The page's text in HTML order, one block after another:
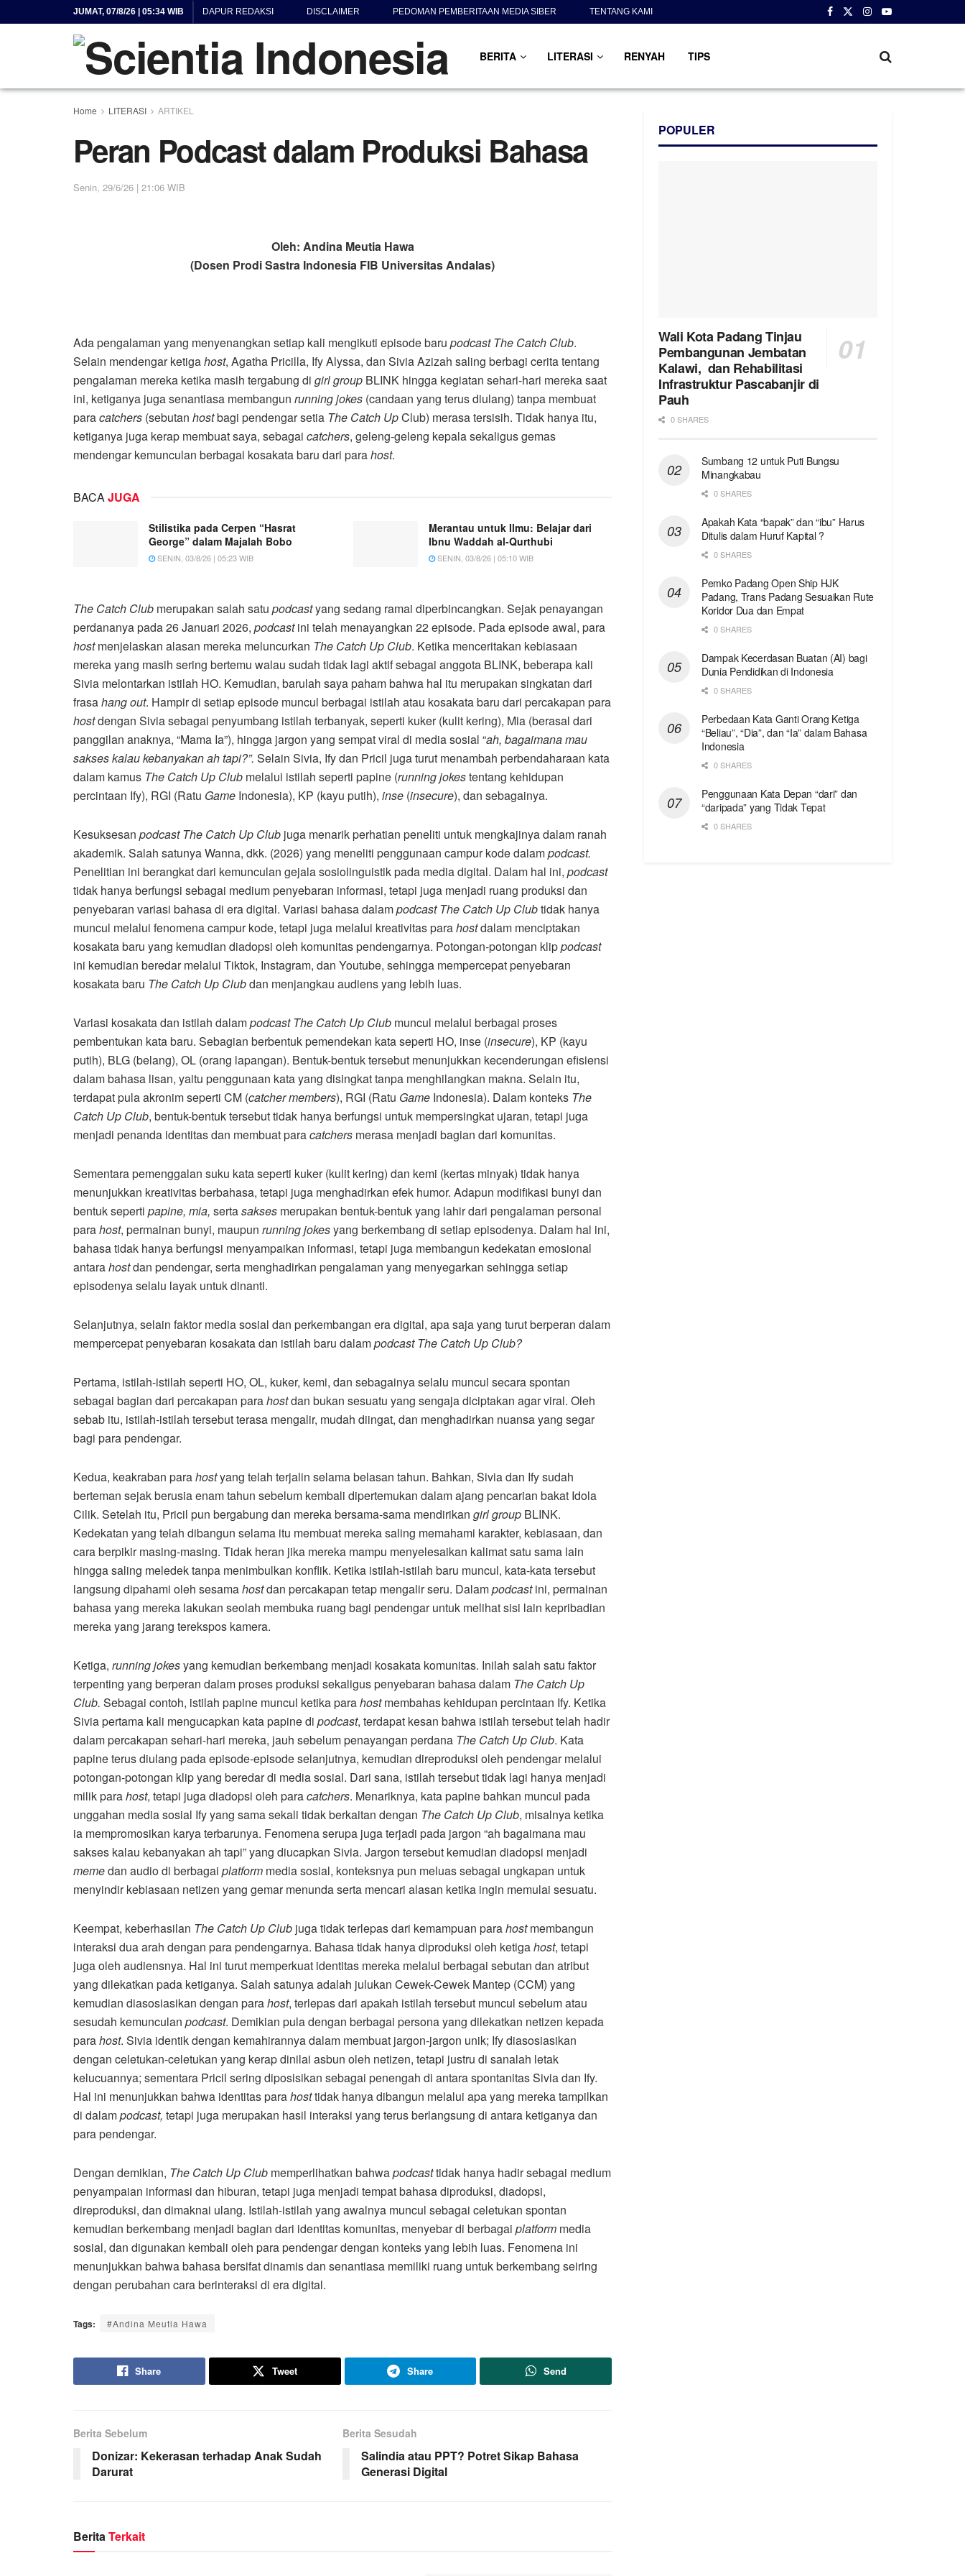
JUMAT, 07/8/26 | 05:34 WIB DAPUR REDAKSI DISCLAIMER PEDOMAN PEMBERITAAN MEDIA SIBER TENTANG KAMI
BERITA LITERASI RENYAH TIPS
Home LITERASI ARTIKEL
Peran Podcast dalam Produksi Bahasa
Senin, 29/6/26 | 21:06 WIB
Oleh: Andina Meutia Hawa
(Dosen Prodi Sastra Indonesia FIB Universitas Andalas)
Ada pengalaman yang menyenangkan setiap kali mengikuti episode baru podcast The Catch Club.
Selain mendengar ketigahost, Agatha Pricilla, Ify Alyssa, dan Sivia Azizah saling berbagi cerita tentang
pengalaman mereka ketika masih tergabung di girl group BLINK hingga kegiatan sehari-hari mereka saat
ini, ketiganya juga senantiasa membangun running jokes (candaan yang terus diulang) tanpa membuat
paracatchers (sebutan hostbagi pendengar setia The Catch UpClub) merasa tersisih. Tidak hanya itu,
ketiganya juga kerap membuat saya, sebagai catchers, geleng-geleng kepala sekaligus gemas
mendengar kemunculan berbagai kosakata baru dari parahost.
BACAJUGA
Stilistika pada Cerpen “Hasrat
George” dalam Majalah Bobo
SENIN, 03/8/26 | 05:23 WIB
Merantau untuk Ilmu: Belajar dari
Ibnu Waddah al-Qurthubi
SENIN, 03/8/26 | 05:10 WIB
The Catch Club merupakan salah satu podcastyang sedang ramai diperbincangkan. Sejak penayangan
perdananya pada 26 Januari 2026, podcastini telah menayangkan 22 episode. Pada episode awal, para
hostmenjelaskan alasan mereka meluncurkan The Catch Up Club. Ketika menceritakan kebiasaan
mereka yang masih sering bertemu walau sudah tidak lagi aktif sebagai anggota BLINK, beberapa kali
Sivia melontarkan istilah HO. Kemudian, barulah saya paham bahwa hal itu merupakan singkatan dari
frasahang out. Hampir di setiap episode muncul berbagai istilah atau kosakata baru dari percakapan para
hostdengan Sivia sebagai penyumbang istilah terbanyak, seperti kuker (kulit kering), Mia (berasal dari
panggilan anaknya, “Mama Ia”), hingga jargon yang sempat viral di media sosial “ah, bagaimana mau
sakses kalau kebanyakan ah tapi?”. Selain Sivia, Ify dan Pricil juga turut menambah perbendaharaan kata
dalam kamus The Catch Up Club melalui istilah seperti papine (running jokestentang kehidupan
percintaan Ify), RGI (Ratu Game Indonesia), KP (kayu putih), inse (insecure), dan sebagainya.
Kesuksesan podcast The Catch Up Club juga menarik perhatian peneliti untuk mengkajinya dalam ranah
akademik. Salah satunya Wanna, dkk. (2026) yang meneliti penggunaan campur kode dalampodcast.
Penelitian ini berangkat dari kemunculan gejala sosiolinguistik pada media digital. Dalam hal ini, podcast
tidak hanya berfungsi sebagai medium penyebaran informasi, tetapi juga menjadi ruang produksi dan
penyebaran variasi bahasa di era digital. Variasi bahasa dalampodcast The Catch Up Clubtidak hanya
muncul melalui fenomena campur kode, tetapi juga melalui kreativitas parahostdalam menciptakan
kosakata baru yang kemudian diadopsi oleh komunitas pendengarnya. Potongan-potongan klippodcast
ini kemudian beredar melalui Tiktok, Instagram, dan Youtube, sehingga mempercepat penyebaran
kosakata baru The Catch Up Clubdan menjangkau audiens yang lebih luas.
Variasi kosakata dan istilah dalampodcast The Catch Up Club muncul melalui berbagai proses
pembentukan kata baru. Sebagian berbentuk pemendekan kata seperti HO, inse (insecure), KP (kayu
putih), BLG (belang), OL (orang lapangan). Bentuk-bentuk tersebut menunjukkan kecenderungan efisiensi
dalam bahasa lisan, yaitu penggunaan kata yang disingkat tanpa menghilangkan makna. Selain itu,
terdapat pula akronim seperti CM (catcher members), RGI (Ratu Game Indonesia). Dalam konteks The
Catch Up Club, bentuk-bentuk tersebut tidak hanya berfungsi untuk mempersingkat ujaran, tetapi juga
menjadi penanda identitas dan membuat paracatchers merasa menjadi bagian dari komunitas.
Sementara pemenggalan suku kata seperti kuker (kulit kering) dan kemi (kertas minyak) tidak hanya
menunjukkan kreativitas berbahasa, tetapi juga menghadirkan efek humor. Adapun modifikasi bunyi dan
bentuk seperti papine, mia, sertasakses merupakan bentuk-bentuk yang lahir dari pengalaman personal
parahost, permainan bunyi, maupun running jokesyang berkembang di setiap episodenya. Dalam hal ini,
bahasa tidak hanya berfungsi menyampaikan informasi, tetapi juga membangun kedekatan emosional
antarahostdan pendengar, serta menghadirkan pengalaman yang menyegarkan sehingga setiap
episodenya selalu layak untuk dinanti.
Selanjutnya, selain faktor media sosial dan perkembangan era digital, apa saja yang turut berperan dalam
mempercepat penyebaran kosakata dan istilah baru dalampodcast The Catch Up Club?
Pertama, istilah-istilah seperti HO, OL, kuker, kemi, dan sebagainya selalu muncul secara spontan
sebagai bagian dari percakapan parahostdan bukan sesuatu yang sengaja diciptakan agar viral. Oleh
sebab itu, istilah-istilah tersebut terasa mengalir, mudah diingat, dan menghadirkan nuansa yang segar
bagi para pendengar.
Kedua, keakraban parahostyang telah terjalin selama belasan tahun. Bahkan, Sivia dan Ify sudah
berteman sejak berusia enam tahun sebelum kembali dipertemukan dalam ajang pencarian bakat Idola
Cilik. Setelah itu, Pricil pun bergabung dan mereka bersama-sama mendirikan girl group BLINK.
Kedekatan yang telah dibangun selama itu membuat mereka saling memahami karakter, kebiasaan, dan
cara berpikir masing-masing. Tidak heran jika mereka mampu menyelesaikan kalimat satu sama lain
hingga saling meledek tanpa menimbulkan konflik. Ketika istilah-istilah baru muncul, kata-kata tersebut
langsung dipahami oleh sesamahostdan percakapan tetap mengalir seru. Dalampodcastini, permainan
bahasa yang mereka lakukan seolah membuka ruang bagi pendengar untuk melihat sisi lain kepribadian
mereka yang jarang terekspos kamera.
Ketiga, running jokesyang kemudian berkembang menjadi kosakata komunitas. Inilah salah satu faktor
terpenting yang berperan dalam proses produksi sekaligus penyebaran bahasa dalam The Catch Up
Club. Sebagai contoh, istilah papine muncul ketika parahostmembahas kehidupan percintaan Ify. Ketika
Sivia pertama kali mengucapkan kata papine di podcast, terdapat kesan bahwa istilah tersebut telah hadir
dalam percakapan sehari-hari mereka, jauh sebelum penayangan perdana The Catch Up Club. Kata
papine terus diulang pada episode-episode selanjutnya, kemudian direproduksi oleh pendengar melalui
potongan-potongan klip yang beredar di media sosial. Dari sana, istilah tersebut tidak lagi hanya menjadi
milik parahost, tetapi juga diadopsi oleh paracatchers. Menariknya, kata papine bahkan muncul pada
unggahan media sosial Ify yang sama sekali tidak berkaitan dengan The Catch Up Club, misalnya ketika
ia mempromosikan karya terbarunya. Fenomena serupa juga terjadi pada jargon “ah bagaimana mau
sakses kalau kebanyakan ah tapi” yang diucapkan Sivia. Jargon tersebut kemudian diadopsi menjadi
memedan audio di berbagai platform media sosial, konteksnya pun meluas sebagai ungkapan untuk
menyindir kebiasaan netizen yang gemar menunda serta mencari alasan ketika ingin memulai sesuatu.
Keempat, keberhasilan The Catch Up Club juga tidak terlepas dari kemampuan parahostmembangun
interaksi dua arah dengan para pendengarnya. Bahasa tidak hanya diproduksi oleh ketigahost, tetapi
juga oleh audiensnya. Hal ini turut memperkuat identitas mereka melalui berbagai sebutan dan atribut
yang dilekatkan pada ketiganya. Salah satunya adalah julukan Cewek-Cewek Mantep (CCM) yang
kemudian diasosiasikan dengan parahost, terlepas dari apakah istilah tersebut muncul sebelum atau
sesudah kemunculan podcast. Demikian pula dengan berbagai persona yang dilekatkan netizen kepada
parahost. Sivia identik dengan kemahirannya dalam membuat jargon-jargon unik; Ify diasosiasikan
dengan celetukan-celetukan yang kerap dinilai asbun oleh netizen, tetapi justru di sanalah letak
kelucuannya; sementara Pricil sering diposisikan sebagai penengah di antara spontanitas Sivia dan Ify.
Hal ini menunjukkan bahwa identitas parahosttidak hanya dibangun melalui apa yang mereka tampilkan
di dalampodcast, tetapi juga merupakan hasil interaksi yang terus berlangsung di antara ketiganya dan
para pendengar.
Dengan demikian, The Catch Up Club memperlihatkan bahwapodcasttidak hanya hadir sebagai medium
penyampaian informasi dan hiburan, tetapi juga menjadi tempat bahasa diproduksi, diadopsi,
direproduksi, dan dimaknai ulang. Istilah-istilah yang awalnya muncul sebagai celetukan spontan
kemudian berkembang menjadi bagian dari identitas komunitas, menyebar di berbagai platform media
sosial, dan digunakan kembali oleh para pendengar dengan konteks yang lebih luas. Fenomena ini
menunjukkan bahwa bahasa bersifat dinamis dan senantiasa memiliki ruang untuk berkembang seiring
dengan perubahan cara berinteraksi di era digital.
Tags: #Andina Meutia Hawa
Share Tweet Share Send
Berita Sebelum
Donizar: Kekerasan terhadap Anak Sudah
Darurat
Berita Sesudah
Salindia atau PPT? Potret Sikap Bahasa
Generasi Digital
BeritaTerkait
POPULER
Wali Kota Padang Tinjau
Pembangunan Jembatan
Kalawi, dan Rehabilitasi
Infrastruktur Pascabanjir di
Pauh
0 SHARES
Sumbang 12 untuk Puti Bungsu
Minangkabau
0 SHARES
Apakah Kata “bapak” dan “ibu” Harus
Ditulis dalam Huruf Kapital ?
0 SHARES
Pemko Padang Open Ship HJK
Padang, Trans Padang Sesuaikan Rute
Koridor Dua dan Empat
0 SHARES
Dampak Kecerdasan Buatan (AI) bagi
Dunia Pendidikan di Indonesia
0 SHARES
Perbedaan Kata Ganti Orang Ketiga
“Beliau”, “Dia”, dan “Ia” dalam Bahasa
Indonesia
0 SHARES
Penggunaan Kata Depan “dari” dan
“daripada” yang Tidak Tepat
0 SHARES